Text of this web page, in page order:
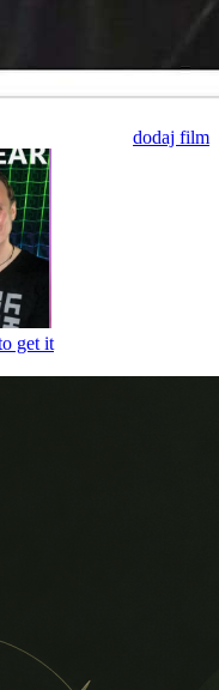
dodaj film
get it